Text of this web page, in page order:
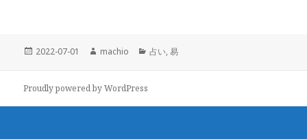
投
2022-07-01
作
machio
カ
占い,易
Proudly powered by WordPress